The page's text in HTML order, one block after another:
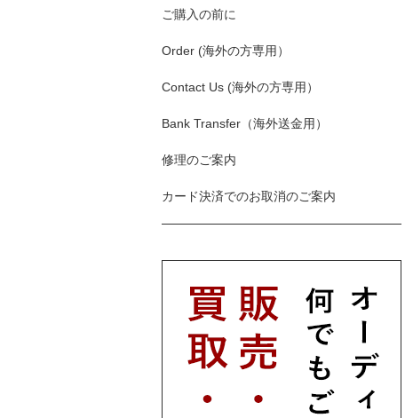
ご購入の前に
Order (海外の方専用）
Contact Us (海外の方専用）
Bank Transfer（海外送金用）
修理のご案内
カード決済でのお取消のご案内